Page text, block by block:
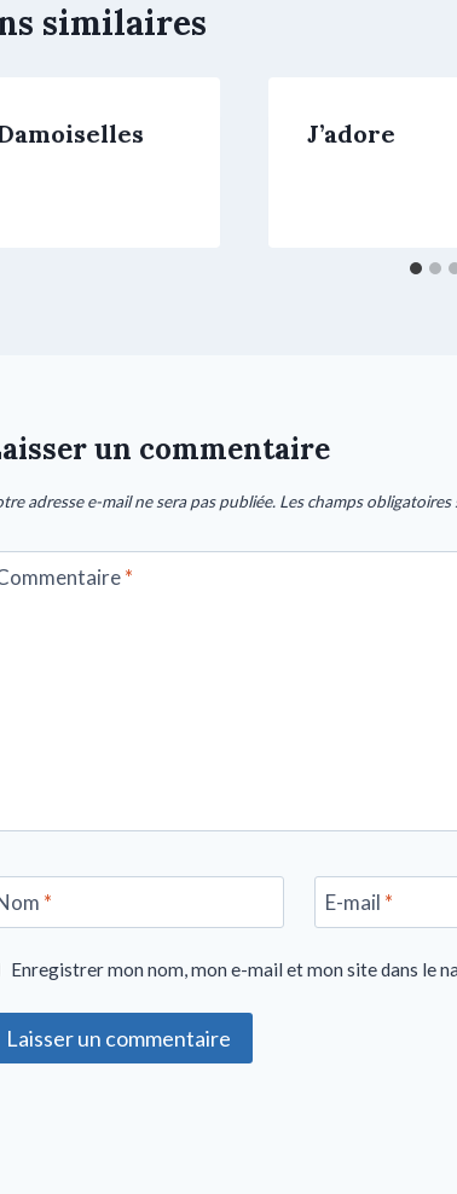
similaires
J’adore
un commentaire
adresse e-mail ne sera pas publiée. Les champs
*
* E-mail *
Enregistrer mon nom, mon e-mail et mon site dans le